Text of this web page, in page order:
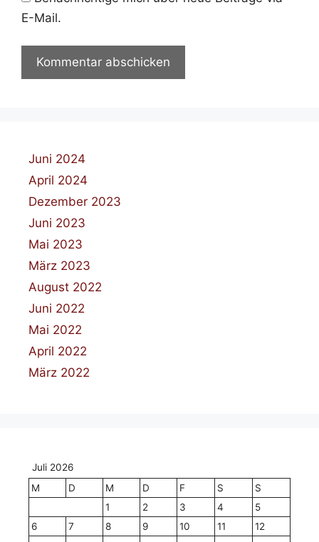
E-Mail.
Juni 2024
April 2024
Dezember 2023
Juni 2023
Mai 2023
März 2023
August 2022
Juni 2022
Mai 2022
April 2022
März 2022
Juli 2026
M
D M D F S
S
1
2 3 4
5
6
7 8 9 10 11
12